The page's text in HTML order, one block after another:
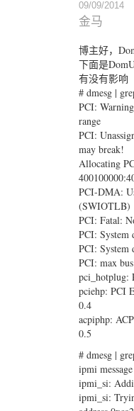
09/09/2014
金马
博主好，
下面是
有没有影响
# dmesg |
PCI:
range
PCI:
may break!
Allocating
PCI-DMA:
(SWIOTLB)
PCI: Fatal:
PCI: System
PCI: System
PCI: max
pci_hotplug:
pciehp: PCI
0.4
acpiphp:
0.5
# dmesg |
ipmi
ipmi_si:
ipmi_si: